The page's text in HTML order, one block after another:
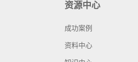
资源中心
成功案例
资料中心